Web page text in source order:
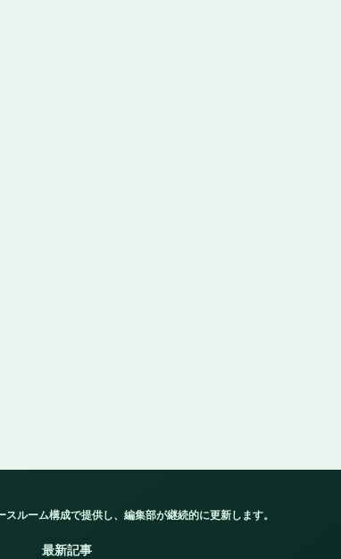
ルーム構成で提供し、編集部が継続的に更新します。
最新記事